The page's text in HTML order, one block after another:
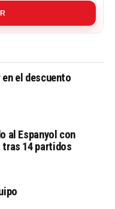
el descuento
al Espanyol con
tras 14 partidos